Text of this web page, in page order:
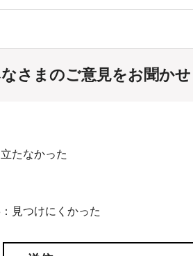
さまのご意見をお聞か
たなかった
見つけにくかった